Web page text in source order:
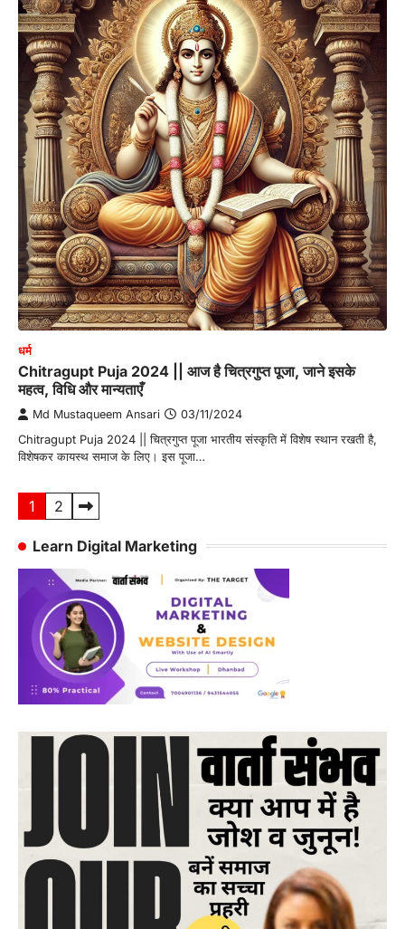
धर्म
Chitragupt Puja 2024 || आज है चित्रगुप्त पूजा, जाने इसके
महत्व, विधि और मान्यताएँ
Md Mustaqueem Ansari 03/11/2024
Chitragupt Puja 2024 || चित्रगुप्त पूजा भारतीय संस्कृति में विशेष स्थान रखती है,
विशेषकर कायस्थ समाज के लिए। इस पूजा…
Posts
1 2
Learn Digital Marketing